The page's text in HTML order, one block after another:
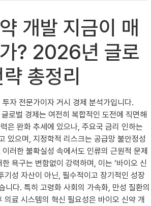
개발 지금이 매
? 2026년 글로
총정리
자 전문가이자 거시 경제 분석가입니다.
로벌 경제는 여전히 복합적인 도전에 직면해
은 완화 추세에 있으나, 주요국 금리 인하는
있으며, 지정학적 리스크는 공급망 불안정성
러한 불확실성 속에서도 인류의 근원적 문제
욕구는 변함없이 강력하며, 이는 ‘바이오 신
기성 자산이 아닌, 필수적이고 장기적인 성장
니다. 특히 고령화 사회의 가속화, 만성 질환의
의료 시스템의 혁신 필요성은 바이오 신약 개